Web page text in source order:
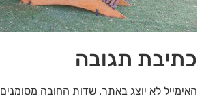
כתיבת תגובה
האימייל לא יוצג באתר. שדות החובה מסומנים